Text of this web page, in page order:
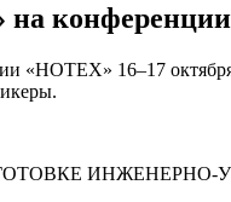
на
«НОТЕХ» 16–17
ИНЖЕНЕРНО-